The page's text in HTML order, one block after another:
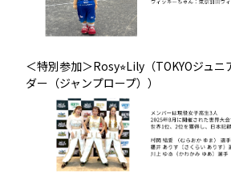
＜特別参加＞Rosy⭐︎Lily（TOKYOジュ
ダー（ジャンプロープ））